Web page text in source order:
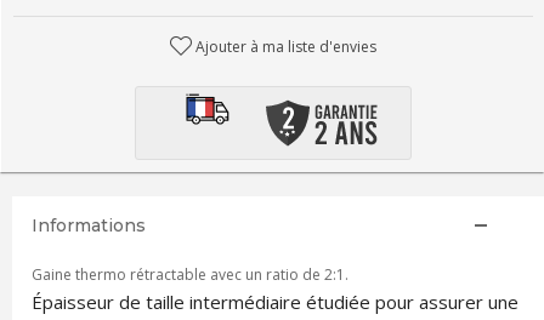
Ajouter à ma liste d'envies
Informations
Gaine thermo rétractable avec un ratio de 2:1.
Épaisseur de taille intermédiaire étudiée pour assurer une